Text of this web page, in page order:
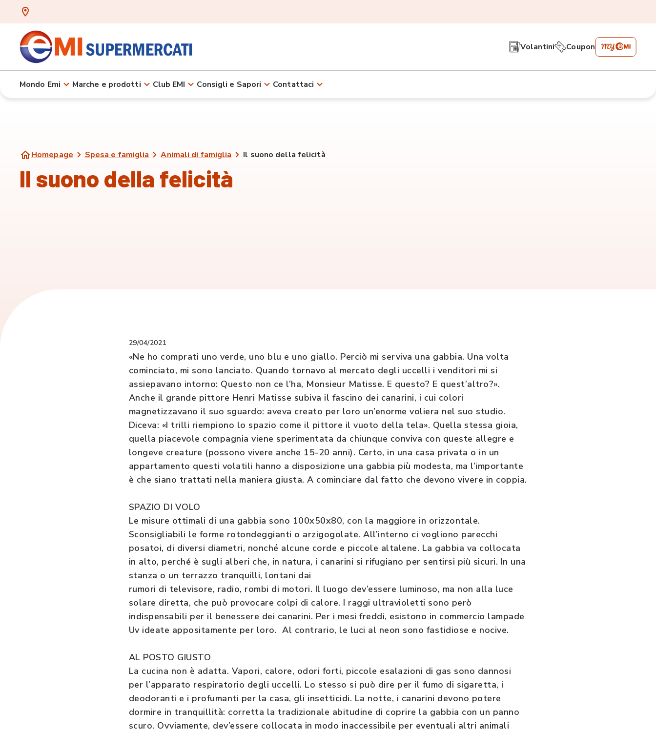
Volantini Coupon
Mondo Emi Marche e prodotti Club EMI Consigli e Sapori Contattaci
Homepage Spesa e famiglia Animali di famiglia Il suono della felicità
Il suono della felicità
29/04/2021
«Ne ho comprati uno verde, uno blu e uno giallo. Perciò mi serviva una gabbia. Una volta
cominciato, mi sono lanciato. Quando tornavo al mercato degli uccelli i venditori mi si
assiepavano intorno: Questo non ce l’ha, Monsieur Matisse. E questo? E quest’altro?».
Anche il grande pittore Henri Matisse subiva il fascino dei canarini, i cui colori
magnetizzavano il suo sguardo: aveva creato per loro un’enorme voliera nel suo studio.
Diceva: «I trilli riempiono lo spazio come il pittore il vuoto della tela». Quella stessa gioia,
quella piacevole compagnia viene sperimentata da chiunque conviva con queste allegre e
longeve creature (possono vivere anche 15-20 anni). Certo, in una casa privata o in un
appartamento questi volatili hanno a disposizione una gabbia più modesta, ma l’importante
è che siano trattati nella maniera giusta. A cominciare dal fatto che devono vivere in coppia.
SPAZIO DI VOLO
Le misure ottimali di una gabbia sono 100x50x80, con la maggiore in orizzontale.
Sconsigliabili le forme rotondeggianti o arzigogolate. All’interno ci vogliono parecchi
posatoi, di diversi diametri, nonché alcune corde e piccole altalene. La gabbia va collocata
in alto, perché è sugli alberi che, in natura, i canarini si rifugiano per sentirsi più sicuri. In una
stanza o un terrazzo tranquilli, lontani dai
rumori di televisore, radio, rombi di motori. Il luogo dev’essere luminoso, ma non alla luce
solare diretta, che può provocare colpi di calore. I raggi ultravioletti sono però
indispensabili per il benessere dei canarini. Per i mesi freddi, esistono in commercio lampade
Uv ideate appositamente per loro. Al contrario, le luci al neon sono fastidiose e nocive.
AL POSTO GIUSTO
La cucina non è adatta. Vapori, calore, odori forti, piccole esalazioni di gas sono dannosi
per l’apparato respiratorio degli uccelli. Lo stesso si può dire per il fumo di sigaretta, i
deodoranti e i profumanti per la casa, gli insetticidi. La notte, i canarini devono potere
dormire in tranquillità: corretta la tradizionale abitudine di coprire la gabbia con un panno
scuro. Ovviamente, dev’essere collocata in modo inaccessibile per eventuali altri animali